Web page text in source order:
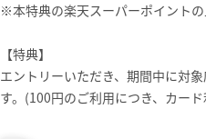
※本特典の楽天スーパーポイント
【特典】
エントリーいただき、期間中に対
す。(100円のご利用につき、カー